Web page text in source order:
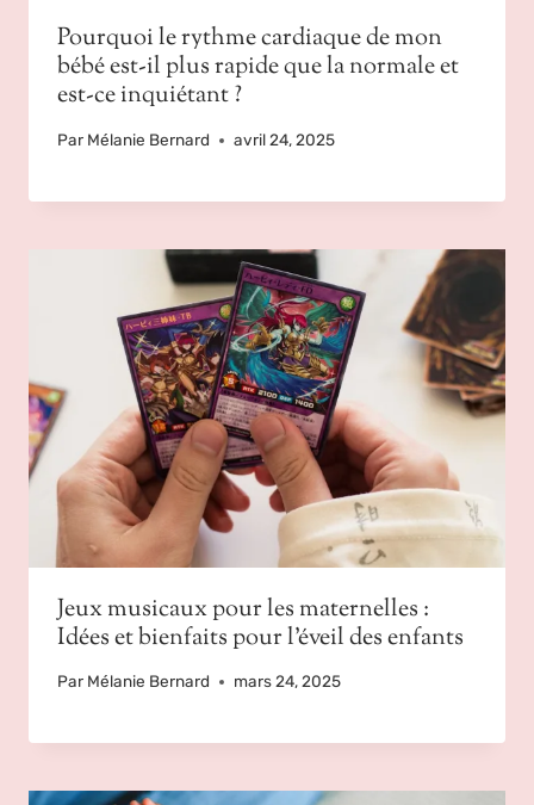
Pourquoi le rythme cardiaque de mon
bébé est-il plus rapide que la normale et
est-ce inquiétant ?
Par Mélanie Bernard avril 24, 2025
Jeux musicaux pour les maternelles :
Idées et bienfaits pour l’éveil des enfants
Par Mélanie Bernard mars 24, 2025